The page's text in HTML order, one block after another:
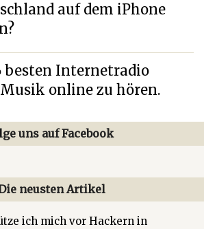
auf dem iPhone
besten Internetradio
online zu hören.
uns auf Facebook
neusten Artikel
ich mich vor Hackern in